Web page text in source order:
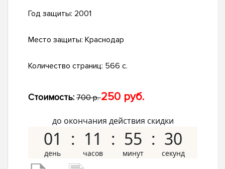
Год защиты: 2001
Место защиты: Краснодар
Количество страниц: 566 с.
Стоимость: 700 р.250 руб.
до окончания действия скидки
01 11 55 29